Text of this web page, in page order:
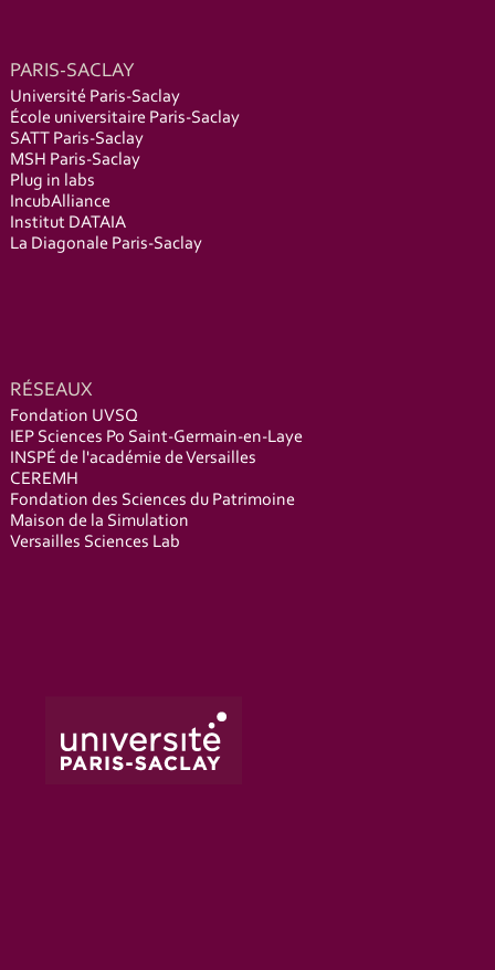
PARIS-SACLAY
Université Paris-Saclay
École universitaire Paris-Saclay
SATT Paris-Saclay
MSH Paris-Saclay
Plug in labs
IncubAlliance
Institut DATAIA
La Diagonale Paris-Saclay
RÉSEAUX
Fondation UVSQ
IEP Sciences Po Saint-Germain-en-Laye
INSPÉ de l'académie de Versailles
CEREMH
Fondation des Sciences du Patrimoine
Maison de la Simulation
Versailles Sciences Lab